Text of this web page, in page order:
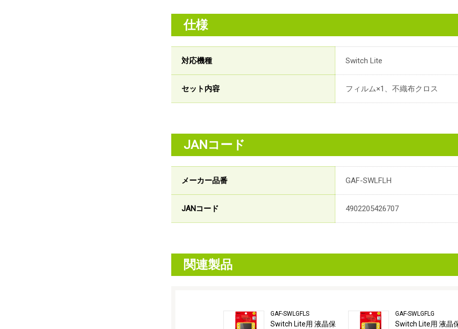
仕様
対応機種 Switch Lite
セット内容 フィルム×1、不織布クロス
JANコード
メーカー品番 GAF-SWLFLH
JANコード 4902205426707
関連製品
GAF-SWLGFLS
Switch Lite用 液晶保
GAF-SWLGFLG
Switch Lite用 液晶